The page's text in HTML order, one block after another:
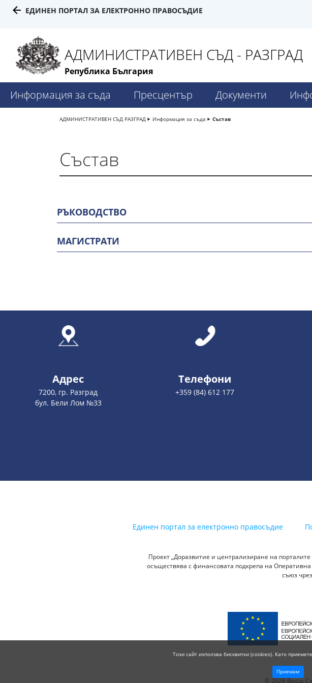
ЕДИНЕН ПОРТАЛ ЗА ЕЛЕКТРОННО ПРАВОСЪДИЕ
АДМИНИСТРАТИВЕН СЪД - РАЗГРАД
Република България
Информация за съда Пресцентър Документи
АДМИНИСТРАТИВЕН СЪД РАЗГРАД Информация за съда Състав
Състав
РЪКОВОДСТВО
МАГИСТРАТИ
Адрес
7200, гр. Разград
бул. Бели Лом №33
Телефони
+359 (84) 612 177
Единен портал за електронно правосъдие
Проект „Доразвитие и централизиране на
осъществява с финансовата подкрепа на
съюз
© 2026 Висш
Този сайт използва бисквитки (cookies). Като
Приемам